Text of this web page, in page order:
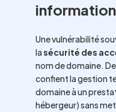
Une vulnérabilité
lasécurité des
nom de domaine.
confient la gestion
domaine à un
hébergeur) sans